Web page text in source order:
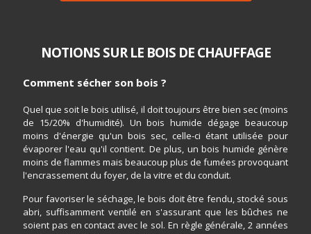
NOTIONS SUR LE BOIS DE CHAUFFAGE
Comment sécher son bois ?
Quel que soit le bois utilisé, il doit toujours être bien sec (moins
de 15/20% d'humidité). Un bois humide dégage beaucoup
moins d'énergie qu'un bois sec, celle-ci étant utilisée pour
évaporer l'eau qu'il contient. De plus, un bois humide génère
moins de flammes mais beaucoup plus de fumées provoquant
l'encrassement du foyer, de la vitre et du conduit.
Pour favoriser le séchage, le bois doit être fendu, stocké sous
abri, suffisamment ventilé en s'assurant que les bûches ne
soient pas en contact avec le sol. En règle générale, 2 années